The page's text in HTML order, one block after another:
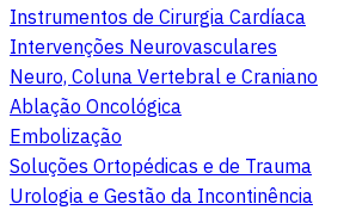
Instrumentos de Cirurgia Cardíaca
Intervenções Neurovasculares
Neuro, Coluna Vertebral e Craniano
Ablação Oncológica
Embolização
Soluções Ortopédicas e de Trauma
Urologia e Gestão da Incontinência